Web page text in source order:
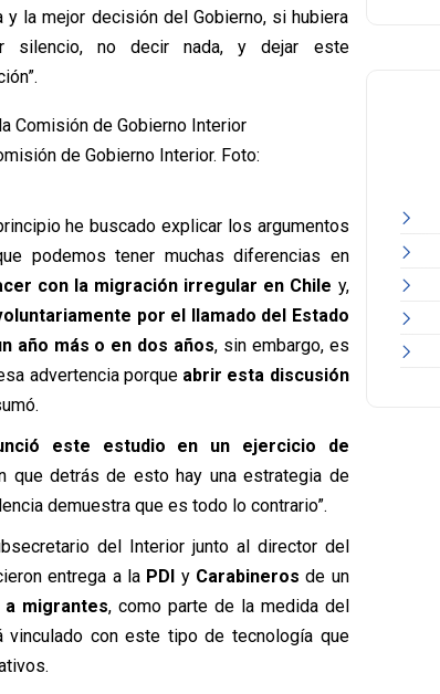
la mejor decisión del Gobierno, si hubiera
silencio, no decir nada, y dejar este
de Gobierno Interior. Foto:
he buscado explicar los argumentos
podemos tener muchas diferencias en
con la migración irregular en Chile y,
por el llamado del Estado
año más o en dos años, sin embargo, es
advertencia porque abrir esta discusión
este estudio en un ejercicio de
que detrás de esto hay una estrategia de
demuestra que es todo lo contrario”.
del Interior junto al director del
entrega a la PDI y Carabineros de un
migrantes, como parte de la medida del
vinculado con este tipo de tecnología que